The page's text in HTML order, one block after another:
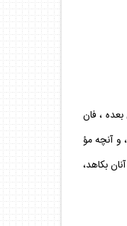
، فان
و آنچه مؤ
بكاهد،